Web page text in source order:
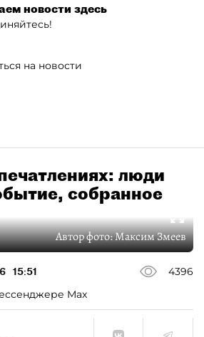
новости здесь
на новости
люди
собранное
Автор фото:Максим Змеев
15:51
4396
Max